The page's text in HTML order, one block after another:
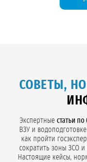
СОВЕТЫ,
Экспертные статьи
ВЗУ и
как пройти
сократить зоны ЗСО и
Настоящие кейсы,